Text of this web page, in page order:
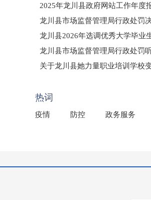
2025年龙川县政府网站工作年度
龙川县市场监督管理局行政处罚
龙川县2026年选调优秀大学毕业
龙川县市场监督管理局行政处罚
（龙市监罚送告〔2026〕71号）
关于龙川县她力量职业培训学校
热词
疫情 防控 政务服务